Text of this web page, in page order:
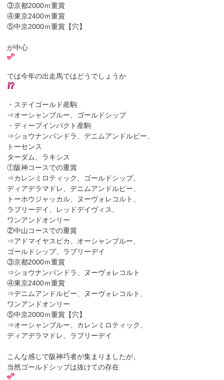
③京都2000ｍ重賞
④東京2400ｍ重賞
⑤中京2000ｍ重賞【穴】
が中心
では今年の出走馬ではどうでしょうか
・ステイゴールド産駒
⇒オーシャンブルー、ゴールドシップ
・ディープインパクト産駒
⇒ショウナンパンドラ、デニムアンドルビー、
トーセンス
ターダム、ラキシス
①阪神コースでの重賞
⇒カレンミロティック、ゴールドシップ、
ディアデラマドレ、デニムアンドルビー、
トーホウジャッカル、ヌーヴォレコルト、
ラブリーデイ、レッドデイヴィス、
ワンアンドオンリー
②中山コースでの重賞
⇒アドマイヤスピカ、オーシャンブルー、
ゴールドシップ、ラブリーデイ
③京都2000ｍ重賞
⇒ショウナンパンドラ、ヌーヴォレコルト
④東京2400ｍ重賞
⇒デニムアンドルビー、ヌーヴォレコルト、
ワンアンドオンリー
⑤中京2000ｍ重賞【穴】
⇒オーシャンブルー、カレンミロティック、
ディアデラマドレ、ラブリーデイ
こんな感じで阪神巧者が集まりましたが、
当然ゴールドシップは抜けての存在